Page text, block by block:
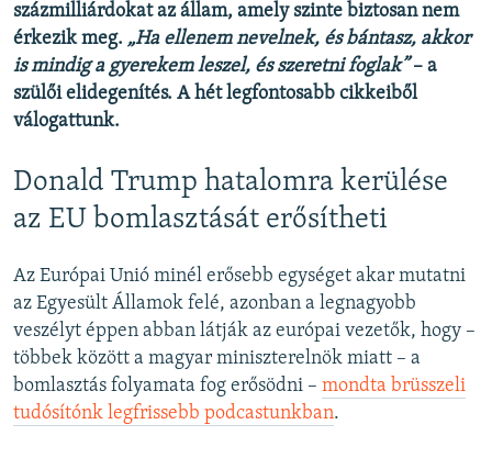
százmilliárdokat az állam, amely szinte biztosan nem
érkezik meg. „Ha ellenem nevelnek, és bántasz, akkor
is mindig a gyerekem leszel, és szeretni foglak”– a
szülői elidegenítés. A hét legfontosabb cikkeiből
válogattunk.
Donald Trump hatalomra kerülése
az EU bomlasztását erősítheti
Az Európai Unió minél erősebb egységet akar mutatni
az Egyesült Államok felé, azonban a legnagyobb
veszélyt éppen abban látják az európai vezetők, hogy –
többek között a magyar miniszterelnök miatt – a
bomlasztás folyamata fog erősödni – mondta brüsszeli
tudósítónk legfrissebb podcastunkban.